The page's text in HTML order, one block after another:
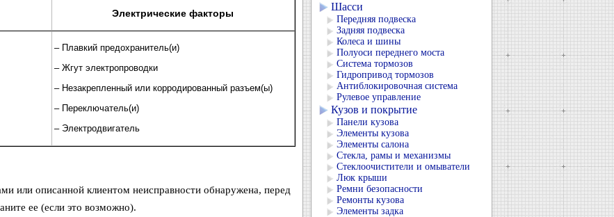
Электрические факторы
– Плавкий предохранитель(и)
– Жгут электропроводки
– Незакрепленный или корродированный разъем(ы)
– Переключатель(и)
– Электродвигатель
или описанной клиентом неисправности обнаружена, перед
ее (если это возможно).
Шасси
Передняя подвеска
Задняя подвеска
Колеса и шины
Полуоси переднего моста
Система тормозов
Гидропривод тормозов
Антиблокировочная система
Рулевое управление
Кузов и покрытие
Панели кузова
Элементы кузова
Элементы салона
Стекла, рамы и механизмы
Стеклоочистители и омыватели
Люк крыши
Ремни безопасности
Ремонты кузова
Элементы задка